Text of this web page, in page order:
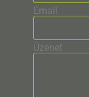
Email
Üzenet